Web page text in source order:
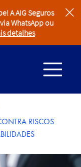
clear
A AIG Seguros
WhatsApp ou
detalhes
RISCOS